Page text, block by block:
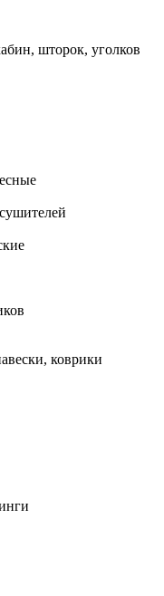
шторок, уголков
коврики